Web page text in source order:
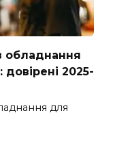
обладнання
2025-
для